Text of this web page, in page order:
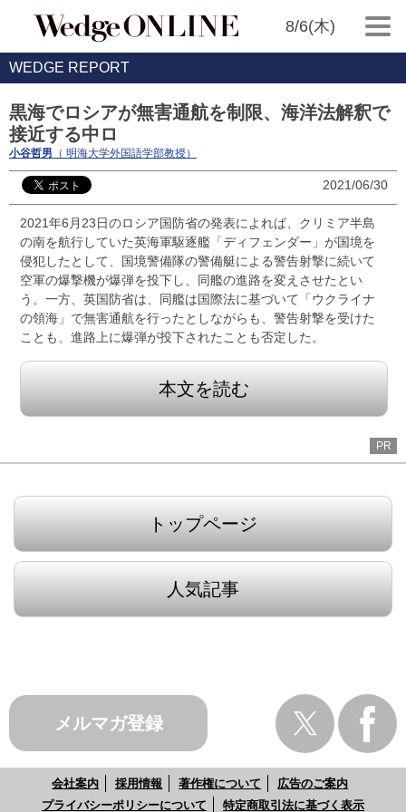
8/6(木)
WEDGE REPORT
黒海でロシアが無害通航を制限、海洋法解釈で
接近する中ロ
小谷哲男 （ 明海大学外国語学部教授）
2021/06/30
2021年6月23日のロシア国防省の発表によれば、クリミア半島
の南を航行していた英海軍駆逐艦「ディフェンダー」が国境を
侵犯したとして、国境警備隊の警備艇による警告射撃に続いて
空軍の爆撃機が爆弾を投下し、同艦の進路を変えさせたとい
う。一方、英国防省は、同艦は国際法に基づいて「ウクライナ
の領海」で無害通航を行ったとしながらも、警告射撃を受けた
ことも、進路上に爆弾が投下されたことも否定した。
本文を読む
PR
トップページ
人気記事
メルマガ登録
会社案内 採用情報 著作権について
広告のご案内
プライバシーポリシーについて
特定商取引法に基づく表示